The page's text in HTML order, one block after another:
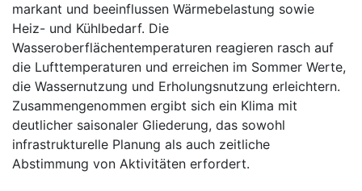
markant und beeinflussen Wärmebelastung sowie
Heiz- und Kühlbedarf. Die
Wasseroberflächentemperaturen reagieren rasch auf
die Lufttemperaturen und erreichen im Sommer Werte,
die Wassernutzung und Erholungsnutzung erleichtern.
Zusammengenommen ergibt sich ein Klima mit
deutlicher saisonaler Gliederung, das sowohl
infrastrukturelle Planung als auch zeitliche
Abstimmung von Aktivitäten erfordert.